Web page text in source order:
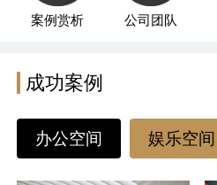
案例赏析 公司团队
成功案例
办公空间 娱乐空间